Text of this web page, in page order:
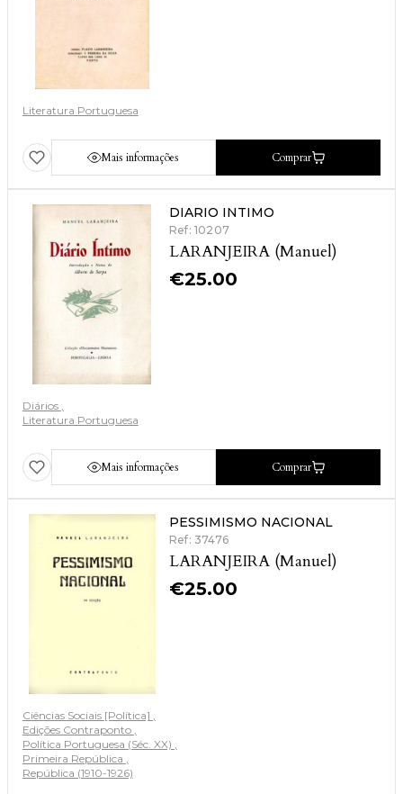
Literatura Portuguesa
Mais informações Comprar
DIARIO INTIMO
Ref: 10207
LARANJEIRA (Manuel)
€25.00
Diários
Literatura Portuguesa
Mais informações Comprar
PESSIMISMO NACIONAL
Ref: 37476
LARANJEIRA (Manuel)
€25.00
Ciências Sociais [Política]
Edições Contraponto
Política Portuguesa (Séc. XX)
Primeira República
República (1910-1926)